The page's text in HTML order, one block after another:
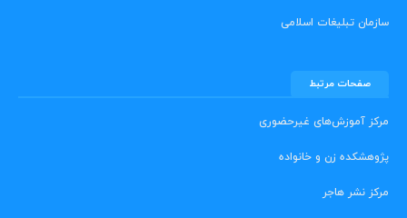
سازمان تبلیغات اسلامی
صفحات مرتبط
مرکز آموزش‌های غیرحضوری
پژوهشکده زن و خانواده
مرکز نشر هاجر